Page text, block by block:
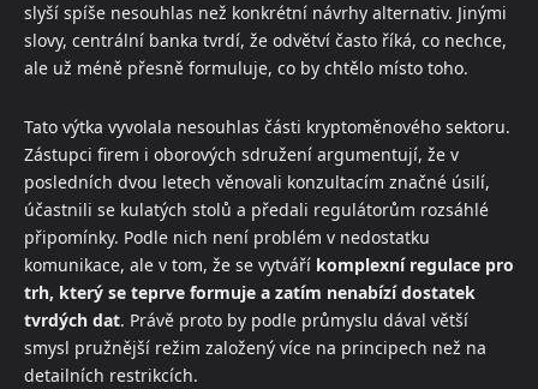
slyší spíše nesouhlas než konkrétní návrhy alternativ. Jinými
slovy, centrální banka tvrdí, že odvětví často říká, co nechce,
ale už méně přesně formuluje, co by chtělo místo toho.
Tato výtka vyvolala nesouhlas části kryptoměnového sektoru.
Zástupci firem i oborových sdružení argumentují, že v
posledních dvou letech věnovali konzultacím značné úsilí,
účastnili se kulatých stolů a předali regulátorům rozsáhlé
připomínky. Podle nich není problém v nedostatku
komunikace, ale v tom, že se vytváří komplexní regulace pro
trh, který se teprve formuje a zatím nenabízí dostatek
tvrdých dat. Právě proto by podle průmyslu dával větší
smysl pružnější režim založený více na principech než na
detailních restrikcích.